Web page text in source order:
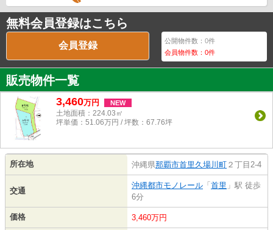
無料会員登録はこちら
会員登録 公開物件数：0件
会員物件数：0件
販売物件一覧
3,460万円 NEW
土地面積：224.03㎡
坪単価：51.06万円 / 坪数：67.76坪
所在地 沖縄県那覇市首里久場川町 ２丁目2-4
交通
沖縄都市モノレール 「 首里 」駅 徒歩
6分
価格 3,460万円